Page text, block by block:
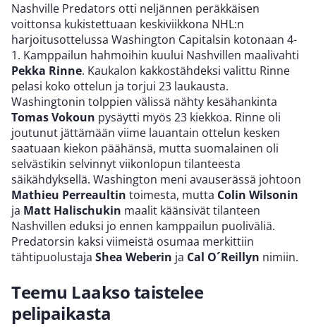
Nashville Predators otti neljännen peräkkäisen
voittonsa kukistettuaan keskiviikkona NHL:n
harjoitusottelussa Washington Capitalsin kotonaan 4-
1. Kamppailun hahmoihin kuului Nashvillen maalivahti
Pekka Rinne. Kaukalon kakkostähdeksi valittu Rinne
pelasi koko ottelun ja torjui 23 laukausta.
Washingtonin tolppien välissä nähty kesähankinta
Tomas Vokoun pysäytti myös 23 kiekkoa. Rinne oli
joutunut jättämään viime lauantain ottelun kesken
saatuaan kiekon päähänsä, mutta suomalainen oli
selvästikin selvinnyt viikonlopun tilanteesta
säikähdyksellä. Washington meni avauserässä johtoon
Mathieu Perreaultin toimesta, mutta Colin Wilsonin
ja Matt Halischukin maalit käänsivät tilanteen
Nashvillen eduksi jo ennen kamppailun puoliväliä.
Predatorsin kaksi viimeistä osumaa merkittiin
tähtipuolustaja Shea Weberin ja Cal O´Reillyn nimiin.
Teemu Laakso taistelee
pelipaikasta